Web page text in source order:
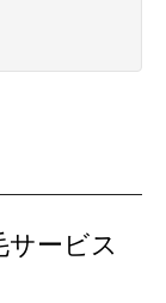
ービス